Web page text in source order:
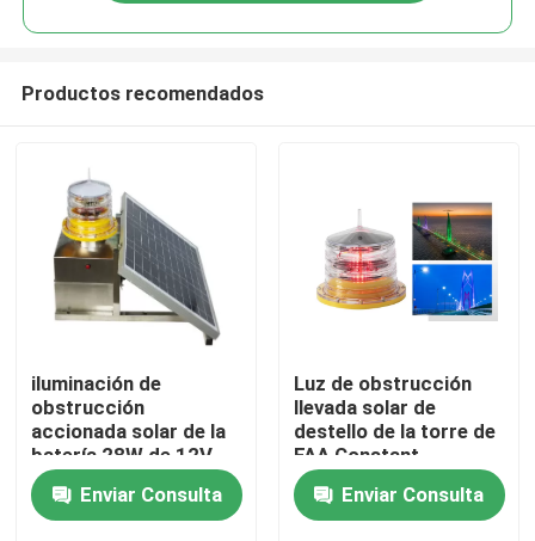
Hogar
Productos
Sobre nosotros
Productos recomendados
iluminación de
obstrucción
accionada solar de la
batería 28W de 12V
26AH para las torres
de la
telecomunicación
Enviar Consulta
Luz de obstrucción
llevada solar de
destello de la torre de
FAA Constant
Adjusted 32.5CD
Enviar Consulta